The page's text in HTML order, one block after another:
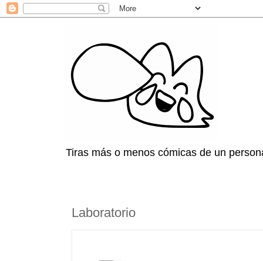
Tiras más o menos cómicas de un
Laboratorio